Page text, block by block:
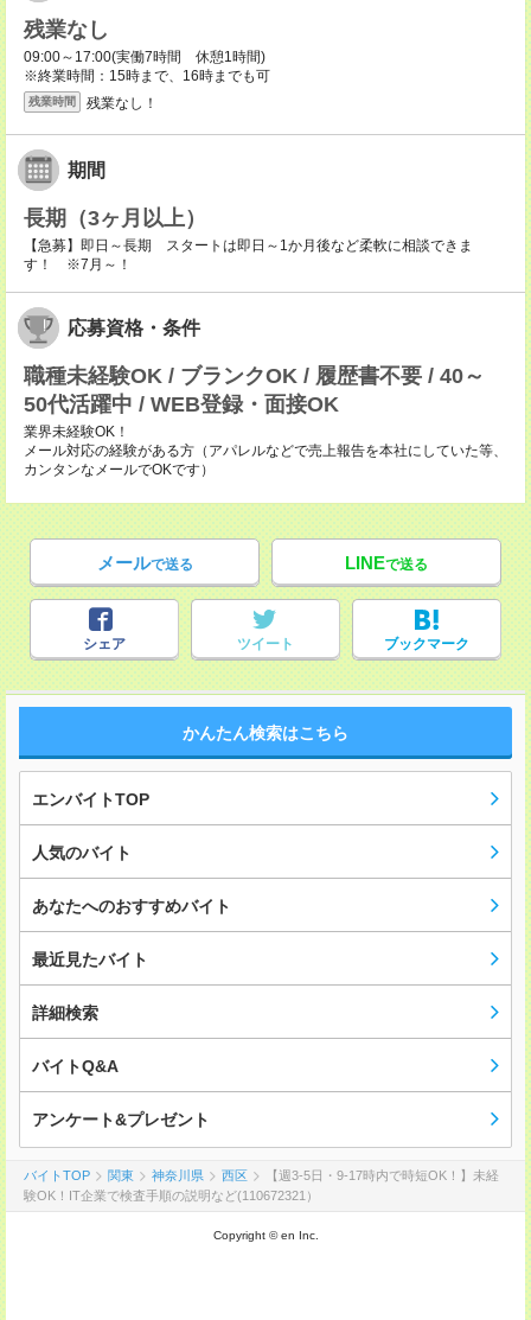
残業なし
09:00～17:00(実働7時間 休憩1時間)
※終業時間：15時まで、16時までも可
残業時間 残業なし！
期間
長期（3ヶ月以上）
【急募】即日～長期 スタートは即日～1か月後など柔軟に相談できま
す！ ※7月～！
応募資格・条件
職種未経験OK / ブランクOK / 履歴書不要 / 40～
50代活躍中 / WEB登録・面接OK
業界未経験OK！
メール対応の経験がある方（アパレルなどで売上報告を本社にしていた等、
カンタンなメールでOKです）
メールで送る LINEで送る
シェア ツイート ブックマーク
かんたん検索はこちら
エンバイトTOP
人気のバイト
あなたへのおすすめバイト
最近見たバイト
詳細検索
バイトQ&A
アンケート&プレゼント
バイトTOP 関東 神奈川県 西区
【週3‐5日・9‐17時内で時短OK！】未経
験OK！IT企業で検査手順の説明など(110672321）
Copyright © en Inc.